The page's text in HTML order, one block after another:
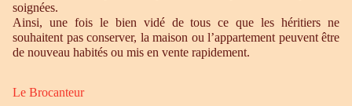
soignées.
Ainsi, une fois le bien vidé de tous ce que les héritiers ne
souhaitent pas conserver, la maison ou l’appartement peuvent être
de nouveau habités ou mis en vente rapidement.
Le Brocanteur